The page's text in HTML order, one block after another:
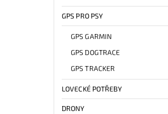
GPS PRO PSY
GPS GARMIN
GPS DOGTRACE
GPS TRACKER
LOVECKÉ POTŘEBY
DRONY